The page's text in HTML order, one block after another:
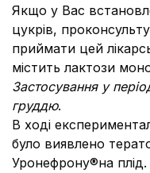
Якщо у Вас
цукрів,
приймати цей
містить лактози
Застосування у
груддю.
В ході
було виявлено
Уронефрону®на